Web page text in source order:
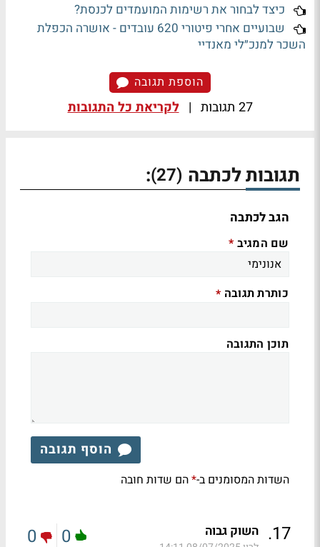
כיצד לבחור את רשימות המועמדים לכנסת?
שבועיים אחרי פיטורי 620 עובדים - אושרה הכפלת
השכר למנכ״לי מאנדיי
הוספת תגובה
27 תגובות | לקריאת כל התגובות
תגובות לכתבה (27)
:
הגב לכתבה
שם המגיב *
כותרת תגובה *
תוכן התגובה
הוסף תגובה
השדות המסומנים ב-*הם שדות חובה
17
. השוק גבוה 0
0